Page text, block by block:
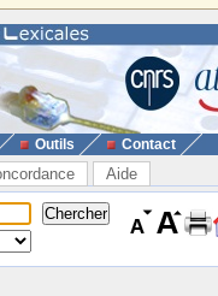
Outils Contact
Aide